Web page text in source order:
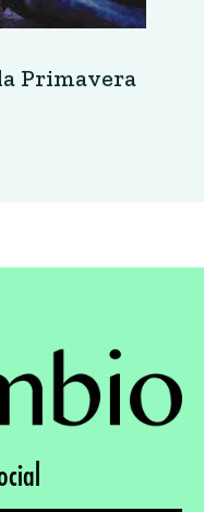
Primavera